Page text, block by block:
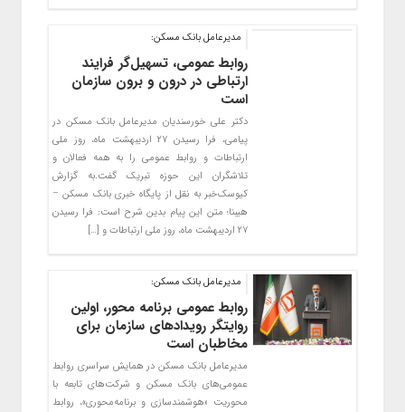
مدیرعامل بانک مسکن:
روابط عمومی، تسهیل‌گر فرایند
ارتباطی در درون و برون سازمان
است
دکتر علی خورسندیان مدیرعامل بانک مسکن در
پیامی، فرا رسیدن ۲۷ اردیبهشت ماه، روز ملی
ارتباطات و روابط عمومی را به همه فعالان و
تلاشگران این حوزه تبریک گفت.به گزارش
کیوسک‌‌خبر به نقل از پایگاه خبری بانک مسکن –
هیبنا؛ متن این پیام بدین شرح است: فرا رسیدن
۲۷ اردیبهشت ماه، روز ملی ارتباطات و […]
مدیرعامل بانک مسکن:
روابط عمومی برنامه محور، اولین
روایتگر رویدادهای سازمان برای
مخاطبان است
مدیرعامل بانک مسکن در همایش سراسری روابط
عمومی‌های بانک مسکن و شرکت‌های تابعه با
محوریت «هوشمندسازی و برنامه‌محوری»، روابط